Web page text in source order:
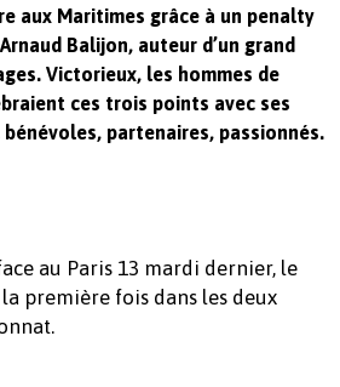
aux Maritimes grâce à un penalty
Balijon, auteur d’un grand
Victorieux, les hommes de
ces trois points avec ses
partenaires, passionnés.
au Paris 13 mardi dernier, le
la première fois dans les deux